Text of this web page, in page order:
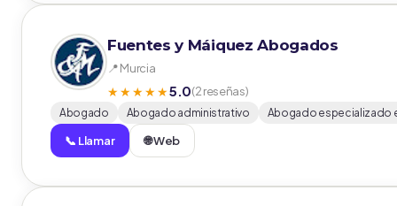
Fuentes y Máiquez Abogados
📍 Murcia
★★★★★5.0(2 reseñas)
Abogado Abogado administrativo Abogado especializado
📞 Llamar 🌐 Web